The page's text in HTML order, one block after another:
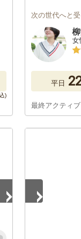
次の世代へと
女
平日
最終アクティ